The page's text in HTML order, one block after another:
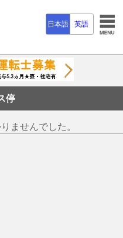
日本語 英語
停
ませんでした。